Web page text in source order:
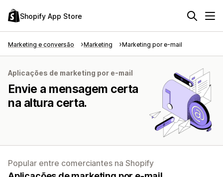
Shopify App Store
Marketing e conversão Marketing Marketing por e-mail
Aplicações de marketing por e-mail
Envie a mensagem certa
na altura certa.
Popular entre comerciantes na Shopify